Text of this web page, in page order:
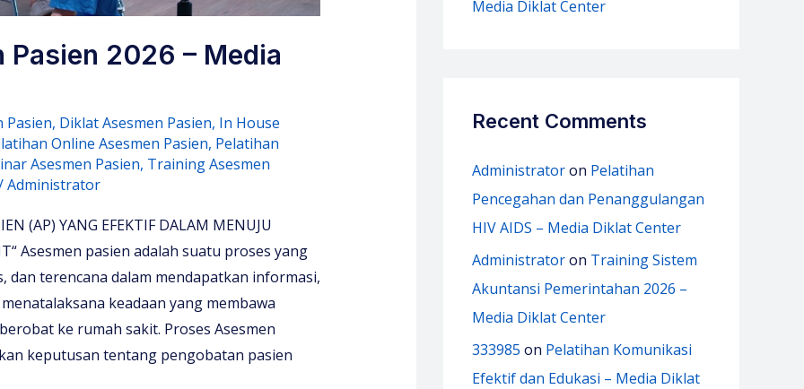
Pasien 2026 – Media
Pasien, Diklat Asesmen Pasien, In House
Online Asesmen Pasien, Pelatihan
Asesmen Pasien, Training Asesmen
Administrator
(AP) YANG EFEKTIF DALAM MENUJU
Asesmen pasien adalah suatu proses yang
dan terencana dalam mendapatkan informasi,
keadaan yang membawa
ke rumah sakit. Proses Asesmen
keputusan tentang pengobatan pasien
Media Diklat Center
Recent Comments
Administratoron Pelatihan
Pencegahan dan Penanggulangan
HIV AIDS – Media Diklat Center
Administratoron Training Sistem
Akuntansi Pemerintahan 2026 –
Media Diklat Center
333985 on Pelatihan Komunikasi
Efektif dan Edukasi – Media Diklat